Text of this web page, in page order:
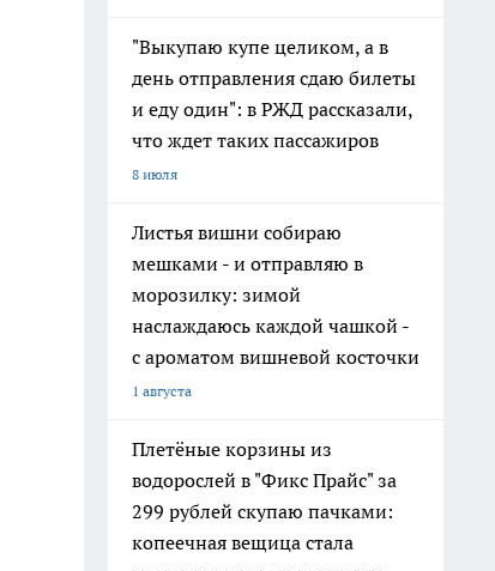
"Выкупаю купе целиком, а в
день отправления сдаю билеты
и еду один": в РЖД рассказали,
что ждет таких пассажиров
8 июля
Листья вишни собираю
мешками - и отправляю в
морозилку: зимой
наслаждаюсь каждой чашкой -
с ароматом вишневой косточки
1 августа
Плетёные корзины из
водорослей в "Фикс Прайс" за
299 рублей скупаю пачками:
копеечная вещица стала